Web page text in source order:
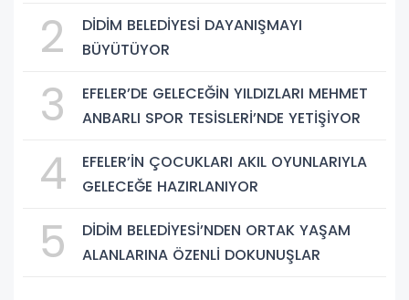
2
DİDİM BELEDİYESİ DAYANIŞMAYI
BÜYÜTÜYOR
3
EFELER’DE GELECEĞİN YILDIZLARI MEHMET
ANBARLI SPOR TESİSLERİ’NDE YETİŞİYOR
4
EFELER’İN ÇOCUKLARI AKIL OYUNLARIYLA
GELECEĞE HAZIRLANIYOR
5
DİDİM BELEDİYESİ’NDEN ORTAK YAŞAM
ALANLARINA ÖZENLİ DOKUNUŞLAR